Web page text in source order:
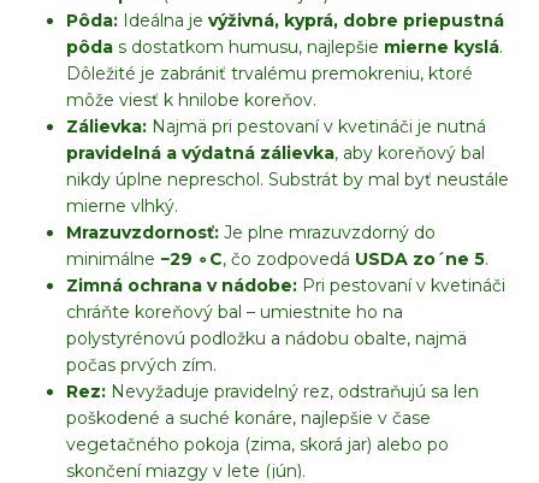
Pôda: Ideálna je výživná, kyprá, dobre priepustná
pôda s dostatkom humusu, najlepšie mierne kyslá.
Dôležité je zabrániť trvalému premokreniu, ktoré
môže viesť k hnilobe koreňov.
Zálievka: Najmä pri pestovaní v kvetináči je nutná
pravidelná a výdatná zálievka, aby koreňový bal
nikdy úplne nepreschol. Substrát by mal byť neustále
mierne vlhký.
Mrazuvzdornosť: Je plne mrazuvzdorný do
minimálne −29 ∘ C, čo zodpovedá USDA zoˊne 5.
Zimná ochrana v nádobe: Pri pestovaní v kvetináči
chráňte koreňový bal – umiestnite ho na
polystyrénovú podložku a nádobu obalte, najmä
počas prvých zím.
Rez: Nevyžaduje pravidelný rez, odstraňujú sa len
poškodené a suché konáre, najlepšie v čase
vegetačného pokoja (zima, skorá jar) alebo po
skončení miazgy v lete (jún).